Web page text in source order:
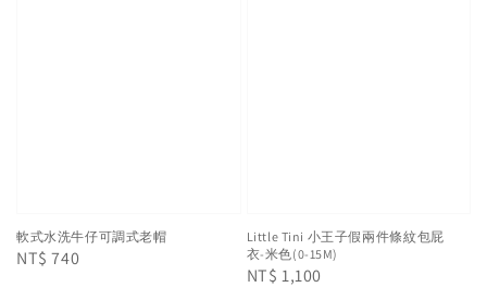
軟式水洗牛仔可調式老帽
Regular
NT$ 740
Little Tini 小王子假兩件條紋包屁
衣-米色(0-15M)
Regular
NT$ 1,100